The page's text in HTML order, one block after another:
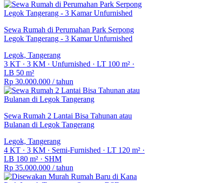
Sewa Rumah di Perumahan Park Serpong
Legok Tangerang - 3 Kamar Unfurnished
Legok, Tangerang
3 KT · 3 KM · Unfurnished · LT 100 m² ·
LB 50 m²
Rp 30.000.000 / tahun
Sewa Rumah 2 Lantai Bisa Tahunan atau
Bulanan di Legok Tangerang
Legok, Tangerang
4 KT · 3 KM · Semi-Furnished · LT 120 m² ·
LB 180 m² · SHM
Rp 35.000.000 / tahun